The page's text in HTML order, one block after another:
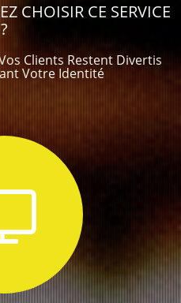
CHOISIR CE SERVICE
?
Clients Restent Divertis
Votre Identité